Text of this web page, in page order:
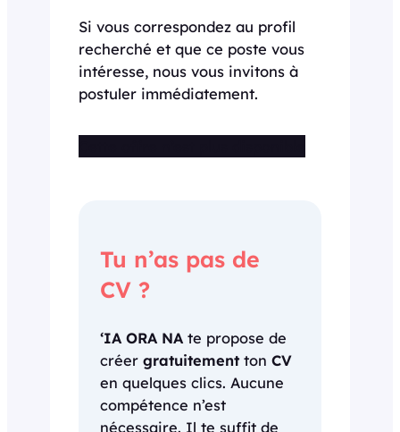
Si vous correspondez au profil
recherché et que ce poste vous
intéresse, nous vous invitons à
postuler immédiatement.
Tu n’as pas de
CV ?
‘IA ORA NA te propose de
créer gratuitementton CV
en quelques clics. Aucune
compétence n’est
nécessaire. Il te suffit de